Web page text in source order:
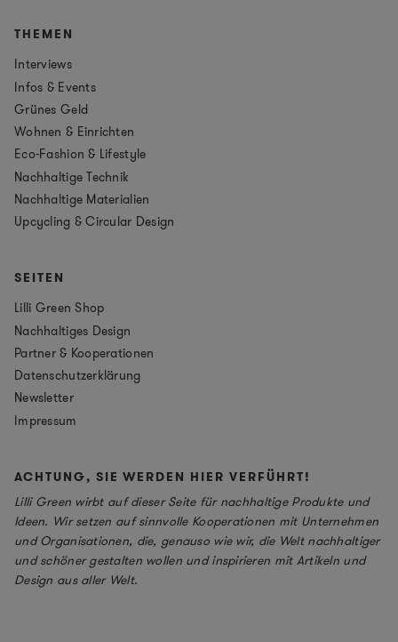
THEMEN
Interviews
Infos & Events
Grünes Geld
Wohnen & Einrichten
Eco-Fashion & Lifestyle
Nachhaltige Technik
Nachhaltige Materialien
Upcycling & Circular Design
SEITEN
Lilli Green Shop
Nachhaltiges Design
Partner & Kooperationen
Datenschutzerklärung
Newsletter
Impressum
ACHTUNG, SIE WERDEN HIER VERFÜHRT!
Lilli Green wirbt auf dieser Seite für nachhaltige Produkte und
Ideen. Wir setzen auf sinnvolle Kooperationen mit Unternehmen
und Organisationen, die, genauso wie wir, die Welt nachhaltiger
und schöner gestalten wollen und inspirieren mit Artikeln und
Design aus aller Welt.